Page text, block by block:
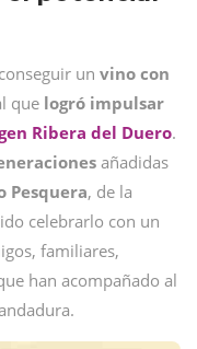
un vino con
que logró impulsar
Ribera del Duero.
añadidas
Pesquera, de la
celebrarlo con un
familiares,
han acompañado al